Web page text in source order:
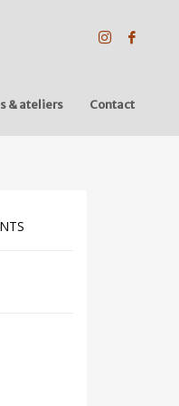
& ateliers Contact